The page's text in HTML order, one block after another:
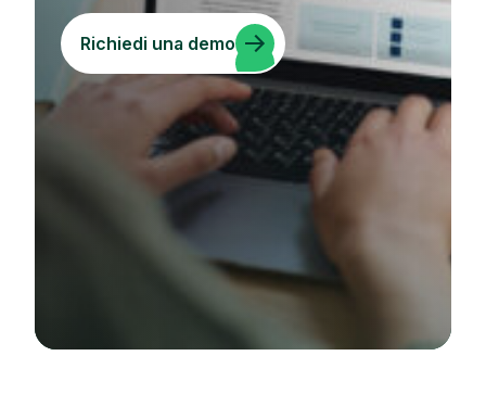
Richiedi una demo